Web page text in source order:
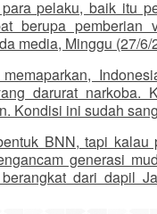
pelaku, baik itu
berupa pemberian
media, Minggu (27/6/
darurat narkoba.
Kondisi ini sudah
BNN, tapi
generasi
dari dapil